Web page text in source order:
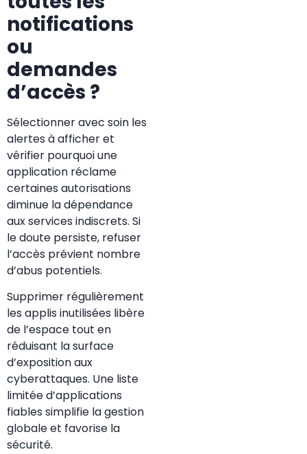
notifications
ou
demandes
d’accès ?
Sélectionner avec soin les
alertes à afficher et
vérifier pourquoi une
application réclame
certaines autorisations
diminue la dépendance
aux services indiscrets. Si
le doute persiste, refuser
l’accès prévient nombre
d’abus potentiels.
Supprimer régulièrement
les applis inutilisées libère
de l’espace tout en
réduisant la surface
d’exposition aux
cyberattaques. Une liste
limitée d’applications
fiables simplifie la gestion
globale et favorise la
sécurité.